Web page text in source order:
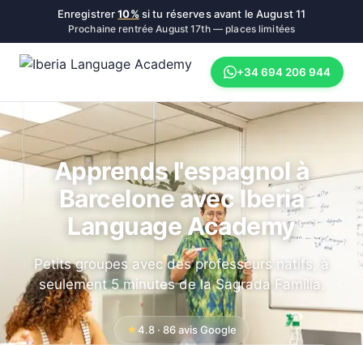
Enregistrer 10% si tu réserves avant le August 11
Prochaine rentrée August 17th — places limitées
+34 694 206 944
Apprends l'espagnol à
Barcelone avec Iberia
Language Academy
Petits groupes avec des professeurs natifs, à
seulement 5 minutes de la Sagrada Família.
★4.8 · 86 avis Google